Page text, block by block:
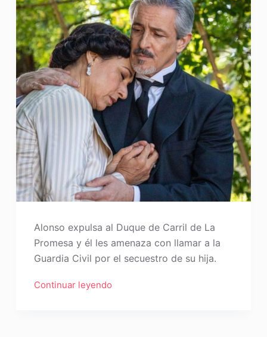
Alonso expulsa al Duque de Carril de La
Promesa y él les amenaza con llamar a la
Guardia Civil por el secuestro de su hija.
Continuar leyendo